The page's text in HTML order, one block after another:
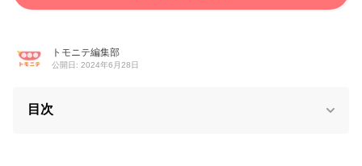
トモニテ編集部
公開日: 2024年6月28日
目次